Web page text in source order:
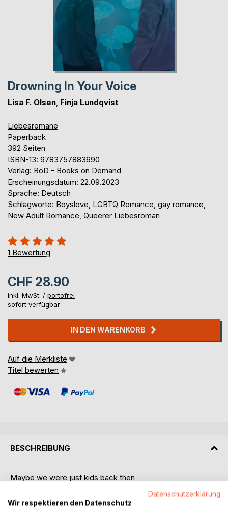
Drowning In Your Voice
Lisa F. Olsen Finja Lundqvist
Liebesromane
Paperback
392 Seiten
ISBN-13: 9783757883690
Verlag: BoD - Books on Demand
Erscheinungsdatum: 22.09.2023
Sprache: Deutsch
Schlagworte: Boyslove, LGBTQ Romance, gay romance,
New Adult Romance, Queerer Liebesroman
Bewertung::
100%
1 Bewertung
CHF 28.90
inkl. MwSt. / portofrei
sofort verfügbar
IN DEN WARENKORB
Auf die Merkliste
Titel bewerten
BESCHREIBUNG
Maybe we were just kids back then
Datenschutzerklärung
Wir respektieren den Datenschutz